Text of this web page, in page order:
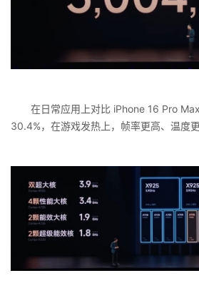
在日常应用上对比 iPhone 16 Pro
30.4%，在游戏发热上，帧率更高、温度更